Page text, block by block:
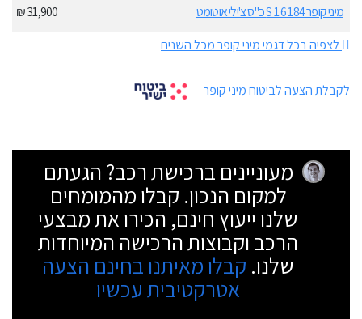
מיני קופר S 1.6 184 כ"ס צ'ילי אוטומט
31,900 ₪
לצפיה בכל דגמי מיני קופר מכל השנים
לקבלת הצעה לביטוח מיני קופר
מעוניינים ברכישת רכב? הגעתם
למקום הנכון. קבלו מהמומחים
שלנו ייעוץ חינם, הכירו את מבצעי
הרכב וקבוצות הרכישה המיוחדות
שלנו. קבלו מאיתנו בחינם הצעה
אטרקטיבית עכשיו